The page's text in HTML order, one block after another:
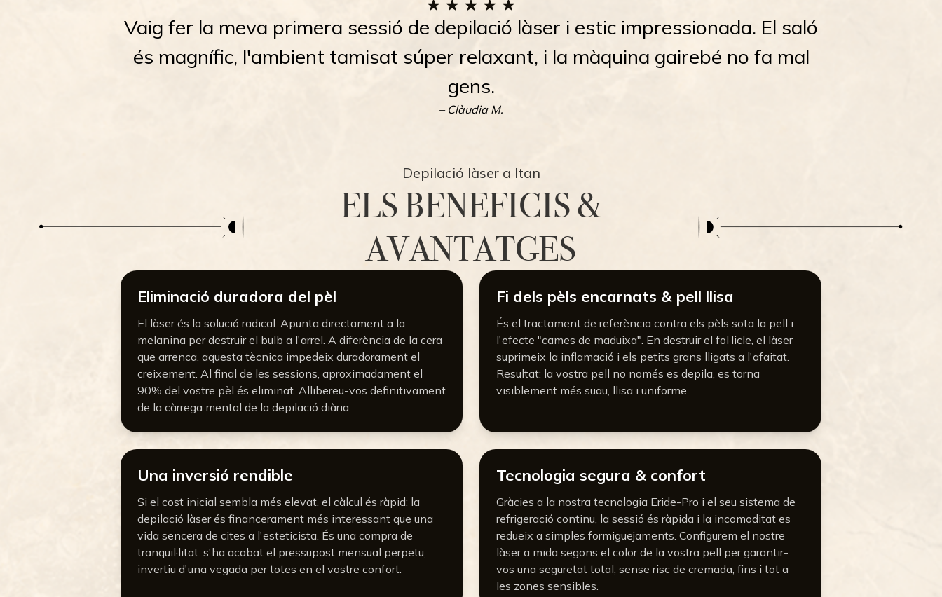
Vaig fer la meva primera sessió de depilació làser i estic impressionada. El saló
és magnífic, l'ambient tamisat súper relaxant, i la màquina gairebé no fa mal
gens.
– Clàudia M.
Depilació làser a Itan
ELS BENEFICIS &
AVANTATGES
Eliminació duradora del pèl
El làser és la solució radical. Apunta directament a la
melanina per destruir el bulb a l'arrel. A diferència de la cera
que arrenca, aquesta tècnica impedeix duradorament el
creixement. Al final de les sessions, aproximadament el
90% del vostre pèl és eliminat. Allibereu-vos definitivament
de la càrrega mental de la depilació diària.
Fi dels pèls encarnats & pell llisa
És el tractament de referència contra els pèls sota la pell i
l'efecte "cames de maduixa". En destruir el fol·licle, el làser
suprimeix la inflamació i els petits grans lligats a l'afaitat.
Resultat: la vostra pell no només es depila, es torna
visiblement més suau, llisa i uniforme.
Una inversió rendible
Si el cost inicial sembla més elevat, el càlcul és ràpid: la
depilació làser és financerament més interessant que una
vida sencera de cites a l'esteticista. És una compra de
tranquil·litat: s'ha acabat el pressupost mensual perpetu,
invertiu d'una vegada per totes en el vostre confort.
Tecnologia segura & confort
Gràcies a la nostra tecnologia Eride-Pro i el seu sistema de
refrigeració continu, la sessió és ràpida i la incomoditat es
redueix a simples formiguejaments. Configurem el nostre
làser a mida segons el color de la vostra pell per garantir-
vos una seguretat total, sense risc de cremada, fins i tot a
les zones sensibles.